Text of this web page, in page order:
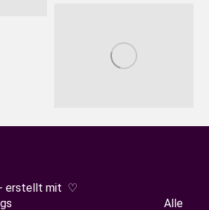
2021- erstellt mit ♡
Unterwegs Alle